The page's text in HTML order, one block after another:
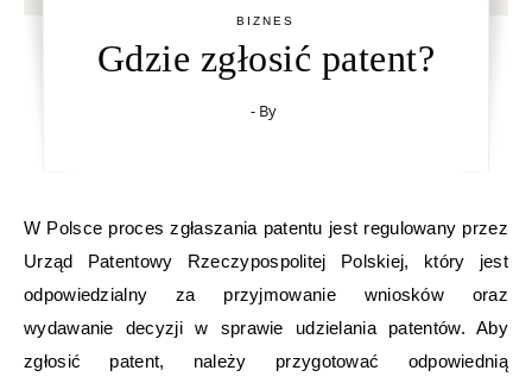
BIZNES
Gdzie zgłosić patent?
- By
W Polsce proces zgłaszania patentu jest regulowany przez
Urząd Patentowy Rzeczypospolitej Polskiej, który jest
odpowiedzialny za przyjmowanie wniosków oraz
wydawanie decyzji w sprawie udzielania patentów. Aby
zgłosić patent, należy przygotować odpowiednią